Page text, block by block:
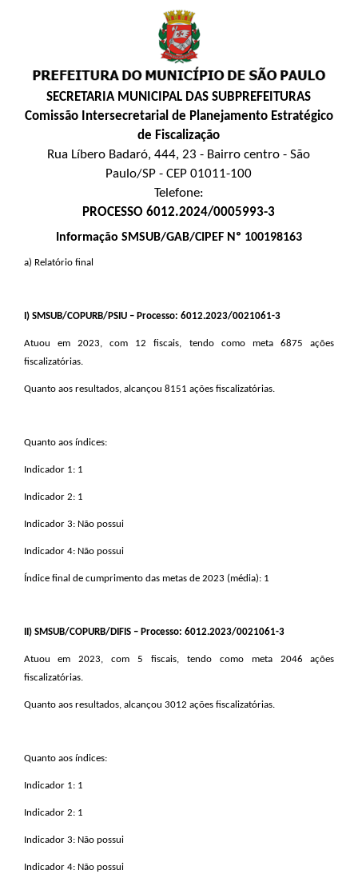
SECRETARIA MUNICIPAL DAS SUBPREFEITURAS
Comissão Intersecretarial de Planejamento Estratégico
de Fiscalização
Rua Líbero Badaró, 444, 23 - Bairro centro - São
Paulo/SP - CEP 01011-100
Telefone:
PROCESSO 6012.2024/0005993-3
Informação SMSUB/GAB/CIPEF Nº 100198163
a) Relatório final
) SMSUB/COPURB/PSIU – Processo: 6012.2023/0021061-3
Atuou em 2023, com 12 fiscais, tendo como meta 6875 ações
fiscalizatórias.
Quanto aos resultados, alcançou 8151 ações fiscalizatórias.
Quanto aos índices:
Indicador 1: 1
Indicador 2: 1
Indicador 3: Não possui
Indicador 4: Não possui
Índice final de cumprimento das metas de 2023 (média): 1
) SMSUB/COPURB/DIFIS – Processo: 6012.2023/0021061-3
Atuou em 2023, com 5 fiscais, tendo como meta 2046 ações
fiscalizatórias.
Quanto aos resultados, alcançou 3012 ações fiscalizatórias.
Quanto aos índices:
Indicador 1: 1
Indicador 2: 1
Indicador 3: Não possui
Indicador 4: Não possui